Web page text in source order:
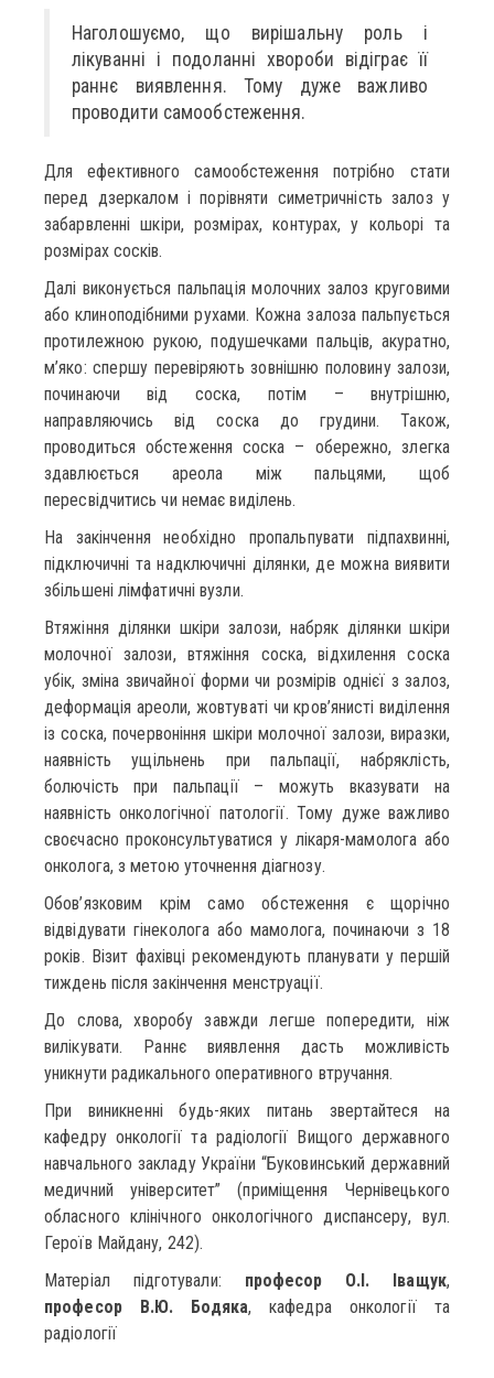
Наголошуємо, що вирішальну роль і
лікуванні і подоланні хвороби відіграє її
раннє виявлення. Тому дуже важливо
проводити самообстеження.
Для ефективного самообстеження потрібно стати
перед дзеркалом і порівняти симетричність залоз у
забарвленні шкіри, розмірах, контурах, у кольорі та
розмірах сосків.
Далі виконується пальпація молочних залоз круговими
або клиноподібними рухами. Кожна залоза пальпується
протилежною рукою, подушечками пальців, акуратно,
м’яко: спершу перевіряють зовнішню половину залози,
починаючи від соска, потім – внутрішню,
направляючись від соска до грудини. Також,
проводиться обстеження соска – обережно, злегка
здавлюється ареола між пальцями, щоб
пересвідчитись чи немає виділень.
На закінчення необхідно пропальпувати підпахвинні,
підключичні та надключичні ділянки, де можна виявити
збільшені лімфатичні вузли.
Втяжіння ділянки шкіри залози, набряк ділянки шкіри
молочної залози, втяжіння соска, відхилення соска
убік, зміна звичайної форми чи розмірів однієї з залоз,
деформація ареоли, жовтуваті чи кров’янисті виділення
із соска, почервоніння шкіри молочної залози, виразки,
наявність ущільнень при пальпації, набряклість,
болючість при пальпації – можуть вказувати на
наявність онкологічної патології. Тому дуже важливо
своєчасно проконсультуватися у лікаря-мамолога або
онколога, з метою уточнення діагнозу.
Обов’язковим крім само обстеження є щорічно
відвідувати гінеколога або мамолога, починаючи з 18
років. Візит фахівці рекомендують планувати у першій
тиждень після закінчення менструації.
До слова, хворобу завжди легше попередити, ніж
вилікувати. Раннє виявлення дасть можливість
уникнути радикального оперативного втручання.
При виникненні будь-яких питань звертайтеся на
кафедру онкології та радіології Вищого державного
навчального закладу України “Буковинський державний
медичний університет” (приміщення Чернівецького
обласного клінічного онкологічного диспансеру, вул.
Героїв Майдану, 242).
Матеріал підготували: професор О.І. Іващук,
професор В.Ю. Бодяка, кафедра онкології та
радіології